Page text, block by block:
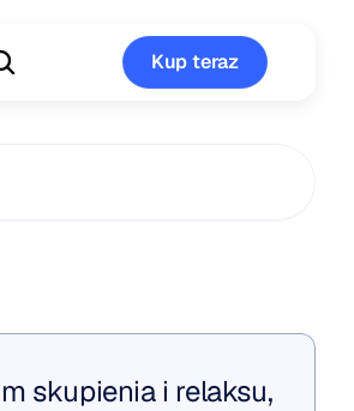
Kup teraz
skupienia i relaksu,